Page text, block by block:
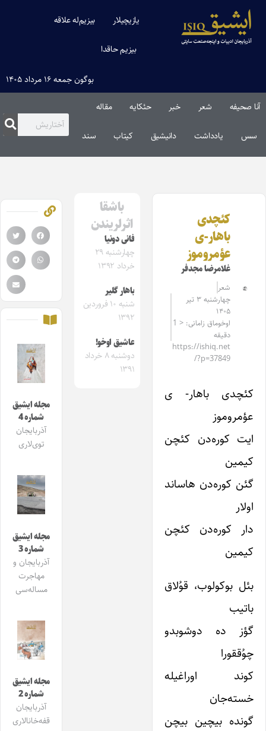
یازیچیلار بیزیم‌له علاقه
بیزیم حاقدا
بوگون جمعه ۱۶ مرداد ۱۴۰۵
آنا صحیفه شعر خبر حئکایه مقاله‌
سس یادداشت دانیشیق کیتاب سند
کئچدی
باهار-ی
عؤمروموز
غلامرضا مجدفر
شعر
چهارشنبه ۳ تیر
۱۴۰۵
اوخوماق زامانی: < 1
دقیقه
https://ishiq.net
/?p=37849
کئچدی باهار- ی
عؤمروموز
ایت کوره‌دن کئچن
کیمین
گئن کوره‌دن هاساند
اولار
دار کوره‌دن کئچن
کیمین
بئل بوکولوب، قوُلاق
باتیب
گؤز ده دوشوبدو
چوُققورا
کوند اوراغیله
خسته‌جان
گونده بیچین بیچن
باشقا
اثرلریندن
فانی دونیا
چهارشنبه ۲۹
خرداد ۱۳۹۲
باهار گلیر
شنبه ۱۰ فروردین
۱۳۹۲
عاشیق اوخو!
دوشنبه ۸ خرداد
۱۳۹۱
مجله ایشیق
شماره 4
آذربایجان
توی‌لاری
مجله ایشیق
شماره 3
آذربایجان و
مهاجرت
مساله‌سی
مجله ایشیق
شماره 2
آذربایجان
قفه‌خانالاری